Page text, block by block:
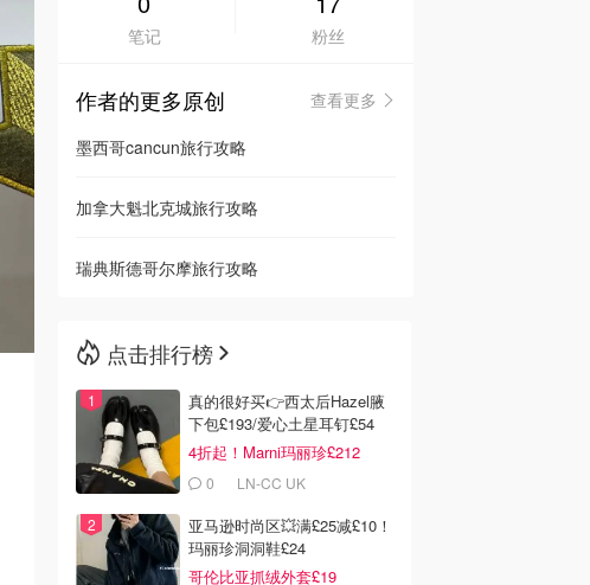
🇦🇺
🇳🇿新西兰
笔记 粉丝
作者的更多原创
查看更多
墨西哥cancun旅行攻略
加拿大魁北克城旅行攻略
瑞典斯德哥尔摩旅行攻略
点击排行榜
真的很好买👉西太后Hazel腋
下包£193/爱心土星耳钉£54
4折起！Marni玛丽珍£212
0 LN-CC UK
亚马逊时尚区💥满£25减£10！
玛丽珍洞洞鞋£24
哥伦比亚抓绒外套£19